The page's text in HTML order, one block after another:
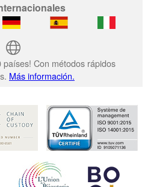
países! Con métodos rápidos
Más información.